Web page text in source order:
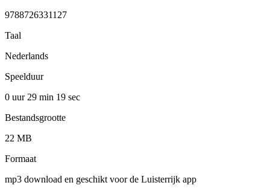
9788726331127
Taal
Nederlands
Speelduur
0 uur 29 min 19 sec
Bestandsgrootte
22 MB
Formaat
mp3 download en geschikt voor de Luisterrijk app